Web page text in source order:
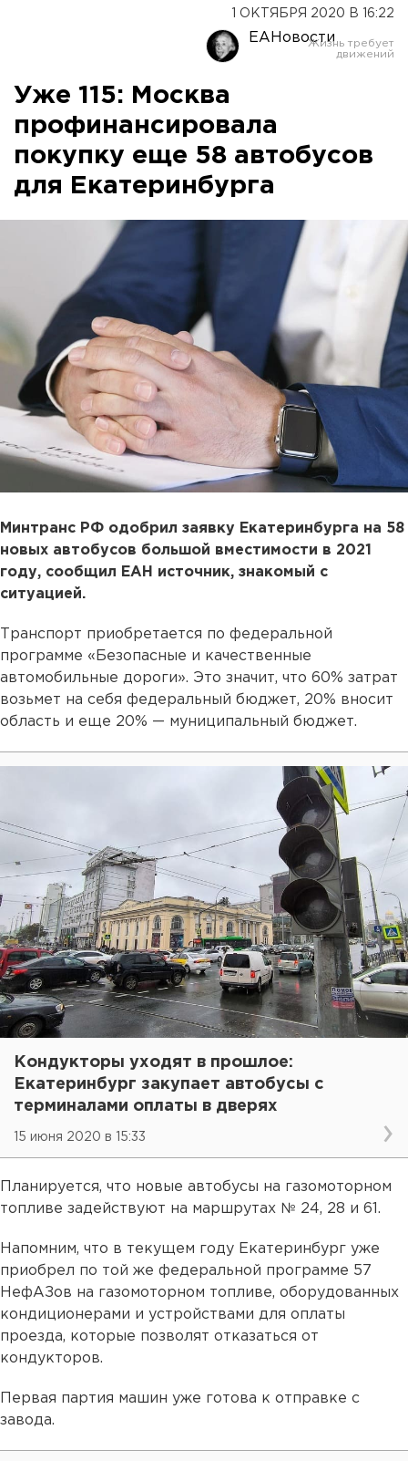
1 ОКТЯБРЯ 2020 В 16:22
ЕАНовости
Уже 115: Москва
профинансировала
покупку еще 58 автобусов
для Екатеринбурга
Минтранс РФ одобрил заявку Екатеринбурга на 58
новых автобусов большой вместимости в 2021
году, сообщил ЕАН источник, знакомый с
ситуацией.
Транспорт приобретается по федеральной
программе «Безопасные и качественные
автомобильные дороги». Это значит, что 60% затрат
возьмет на себя федеральный бюджет, 20% вносит
область и еще 20% — муниципальный бюджет.
Кондукторы уходят в прошлое:
Екатеринбург закупает автобусы с
терминалами оплаты в дверях
15 июня 2020 в 15:33
Планируется, что новые автобусы на газомоторном
топливе задействуют на маршрутах № 24, 28 и 61.
Напомним, что в текущем году Екатеринбург уже
приобрел по той же федеральной программе 57
НефАЗов на газомоторном топливе, оборудованных
кондиционерами и устройствами для оплаты
проезда, которые позволят отказаться от
кондукторов.
Первая партия машин уже готова к отправке с
завода.